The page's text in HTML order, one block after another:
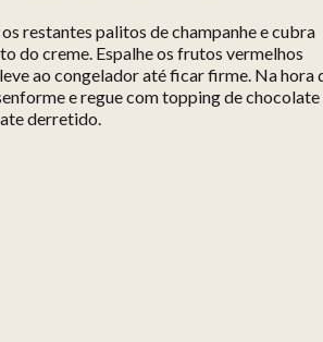
restantes palitos de champanhe e cubra
do creme. Espalhe os frutos vermelhos
ao congelador até ficar firme. Na hora
e regue com topping de chocolate
derretido.